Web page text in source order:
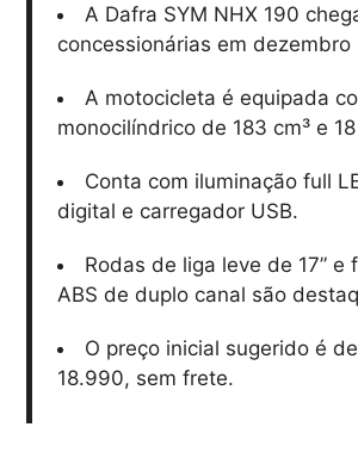
A Dafra SYM NHX 190
concessionárias em dezembro
A motocicleta é equipada
monocilíndrico de 183 cm³ e
Conta com iluminação full
digital e carregador USB.
Rodas de liga leve de 17” e
ABS de duplo canal são
O preço inicial sugerido é
18.990, sem frete.